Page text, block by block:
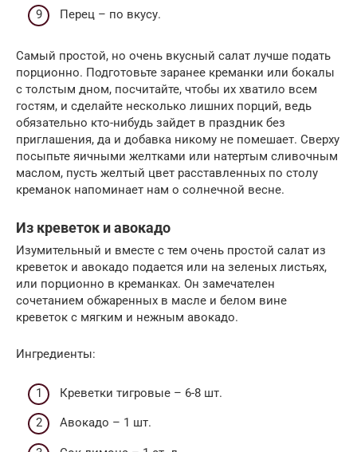
Перец – по вкусу.
Самый простой, но очень вкусный салат лучше подать
порционно. Подготовьте заранее креманки или бокалы
с толстым дном, посчитайте, чтобы их хватило всем
гостям, и сделайте несколько лишних порций, ведь
обязательно кто-нибудь зайдет в праздник без
приглашения, да и добавка никому не помешает. Сверху
посыпьте яичными желтками или натертым сливочным
маслом, пусть желтый цвет расставленных по столу
креманок напоминает нам о солнечной весне.
Из креветок и авокадо
Изумительный и вместе с тем очень простой салат из
креветок и авокадо подается или на зеленых листьях,
или порционно в креманках. Он замечателен
сочетанием обжаренных в масле и белом вине
креветок с мягким и нежным авокадо.
Ингредиенты:
Креветки тигровые – 6-8 шт.
Авокадо – 1 шт.